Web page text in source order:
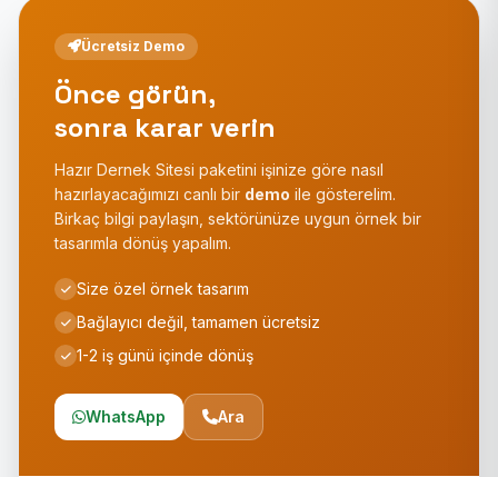
Ücretsiz Demo
Önce görün,
sonra karar verin
Hazır Dernek Sitesi paketini işinize göre nasıl
hazırlayacağımızı canlı bir demo ile gösterelim.
Birkaç bilgi paylaşın, sektörünüze uygun örnek bir
tasarımla dönüş yapalım.
Size özel örnek tasarım
Bağlayıcı değil, tamamen ücretsiz
1-2 iş günü içinde dönüş
WhatsApp Ara